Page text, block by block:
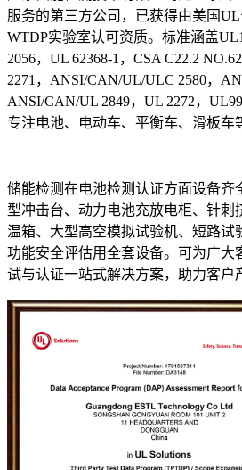
服务的第三方公司，已获得由美国
WTDP实验室认可资质。标准涵盖
2056，UL 62368-1，CSA C22.2
2271，ANSI/CAN/UL/ULC 2580，
ANSI/CAN/UL 2849，UL 2272，
专注电池、电动车、平衡车、滑板车
储能检测在电池检测认证方面设备齐
型冲击台、动力电池充放电柜、针刺
温箱、大型高空模拟试验机、短路试
功能安全评估用全套设备。可为广大
试与认证一站式解决方案，助力客户